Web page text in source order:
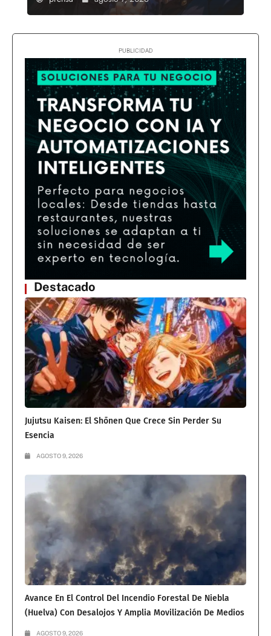
Destacado
Jujutsu Kaisen: El Shōnen Que Crece Sin Perder Su
Esencia
AGOSTO 9, 2026
Avance En El Control Del Incendio Forestal De Niebla
(Huelva) Con Desalojos Y Amplia Movilización De Medios
AGOSTO 9, 2026